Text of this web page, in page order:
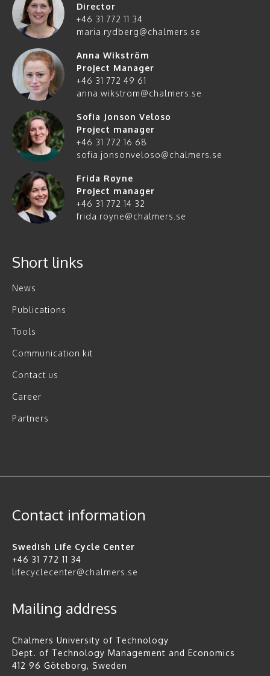
Director
+46 31 772 11 34
maria.rydberg@chalmers.se
Anna Wikström
Project Manager
+46 31 772 49 61
anna.wikstrom@chalmers.se
Sofia Jonson Veloso
Project manager
+46 31 772 16 68
sofia.jonsonveloso@chalmers.se
Frida Røyne
Project manager
+46 31 772 14 32
frida.royne@chalmers.se
Short links
News
Publications
Tools
Communication kit
Contact us
Career
Partners
Contact information
Swedish Life Cycle Center
+46 31 772 11 34
lifecyclecenter@chalmers.se
Mailing address
Chalmers University of Technology
Dept. of Technology Management and Economics
412 96 Göteborg, Sweden